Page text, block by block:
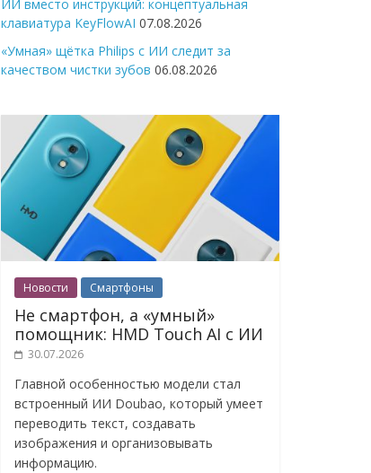
ИИ вместо инструкций: концептуальная
клавиатура KeyFlowAI 07.08.2026
«Умная» щётка Philips с ИИ следит за
качеством чистки зубов 06.08.2026
Новости Смартфоны
Не смартфон, а «умный»
помощник: HMD Touch AI с ИИ
30.07.2026
Главной особенностью модели стал
встроенный ИИ Doubao, который умеет
переводить текст, создавать
изображения и организовывать
информацию.